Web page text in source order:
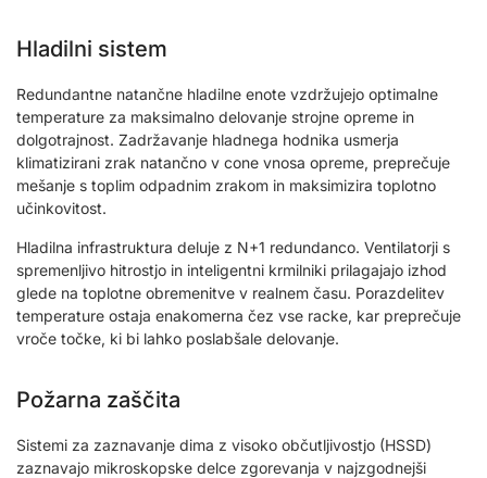
Hladilni sistem
Redundantne natančne hladilne enote vzdržujejo optimalne
temperature za maksimalno delovanje strojne opreme in
dolgotrajnost. Zadržavanje hladnega hodnika usmerja
klimatizirani zrak natančno v cone vnosa opreme, preprečuje
mešanje s toplim odpadnim zrakom in maksimizira toplotno
učinkovitost.
Hladilna infrastruktura deluje z N+1 redundanco. Ventilatorji s
spremenljivo hitrostjo in inteligentni krmilniki prilagajajo izhod
glede na toplotne obremenitve v realnem času. Porazdelitev
temperature ostaja enakomerna čez vse racke, kar preprečuje
vroče točke, ki bi lahko poslabšale delovanje.
Požarna zaščita
Sistemi za zaznavanje dima z visoko občutljivostjo (HSSD)
zaznavajo mikroskopske delce zgorevanja v najzgodnejši